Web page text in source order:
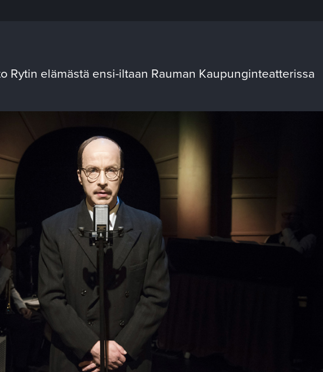
Rytin elämästä ensi-iltaan Rauman Kaupunginteatterissa